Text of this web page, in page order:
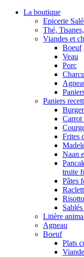
La boutique
Epicerie
Thé,
Viandes et
Boeuf
Veau
Porc
Paniers
Carrot
Frites
Naan
truite
Pâtes
Litière
Agneau
Boeuf
Plats